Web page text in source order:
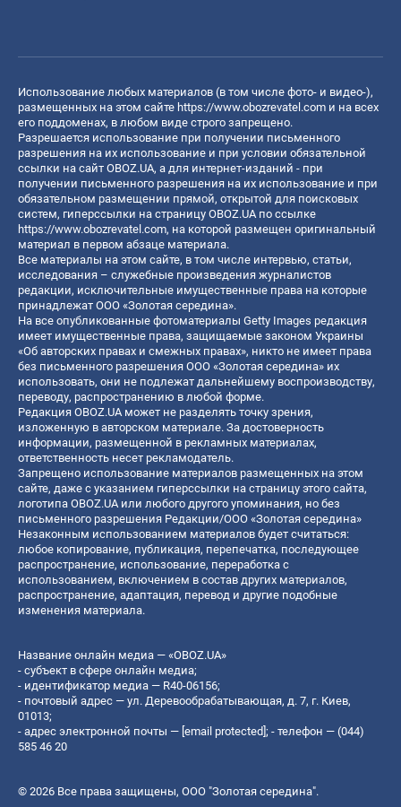
Использование любых материалов (в том числе фото- и видео-),
размещенных на этом сайте https://www.obozrevatel.com и на всех
его поддоменах, в любом виде строго запрещено.
Разрешается использование при получении письменного
разрешения на их использование и при условии обязательной
ссылки на сайт OBOZ.UA, а для интернет-изданий - при
получении письменного разрешения на их использование и при
обязательном размещении прямой, открытой для поисковых
систем, гиперссылки на страницу OBOZ.UA по ссылке
https://www.obozrevatel.com, на которой размещен оригинальный
материал в первом абзаце материала.
Все материалы на этом сайте, в том числе интервью, статьи,
исследования – служебные произведения журналистов
редакции, исключительные имущественные права на которые
принадлежат ООО «Золотая середина».
На все опубликованные фотоматериалы Getty Images редакция
имеет имущественные права, защищаемые законом Украины
«Об авторских правах и смежных правах», никто не имеет права
без письменного разрешения ООО «Золотая середина» их
использовать, они не подлежат дальнейшему воспроизводству,
переводу, распространению в любой форме.
Редакция OBOZ.UA может не разделять точку зрения,
изложенную в авторском материале. За достоверность
информации, размещенной в рекламных материалах,
ответственность несет рекламодатель.
Запрещено использование материалов размещенных на этом
сайте, даже с указанием гиперссылки на страницу этого сайта,
логотипа OBOZ.UA или любого другого упоминания, но без
письменного разрешения Редакции/ООО «Золотая середина»
Незаконным использованием материалов будет считаться:
любое копирование, публикация, перепечатка, последующее
распространение, использование, переработка с
использованием, включением в состав других материалов,
распространение, адаптация, перевод и другие подобные
изменения материала.
Название онлайн медиа — «OBOZ.UA»
- субъект в сфере онлайн медиа;
- идентификатор медиа — R40-06156;
- почтовый адрес — ул. Деревообрабатывающая, д. 7, г. Киев,
01013;
- адрес электронной почты — [email protected]; - телефон — (044)
585 46 20
© 2026 Все права защищены, ООО "Золотая середина".